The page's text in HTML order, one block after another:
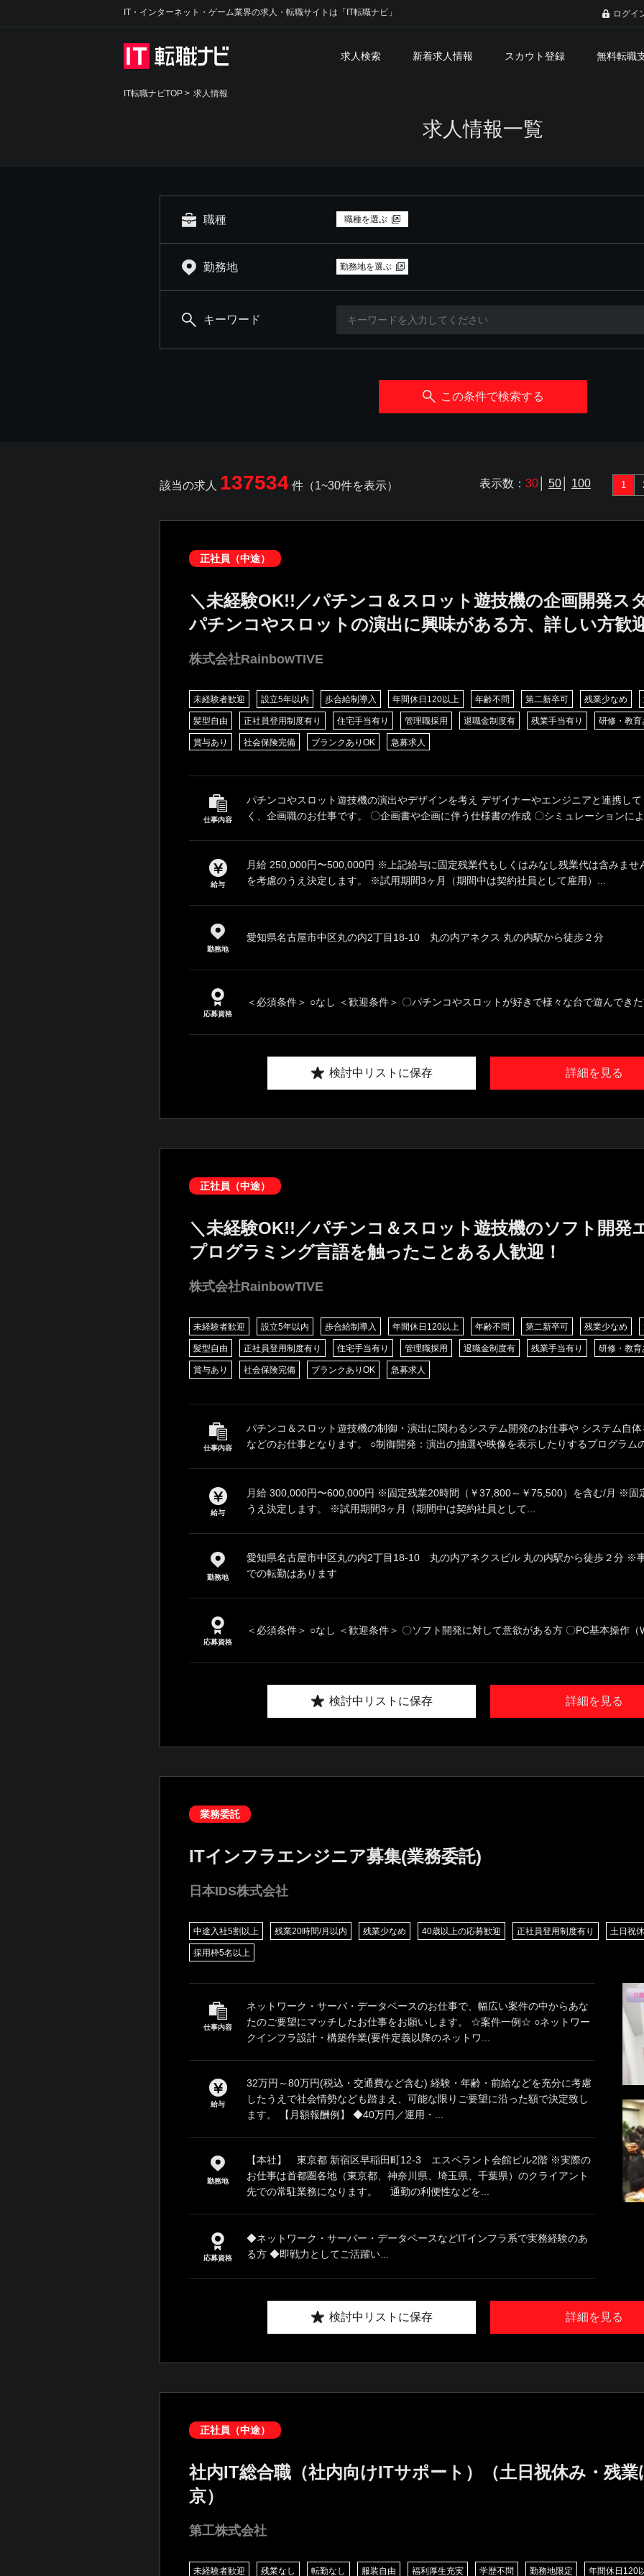
IT・インターネット・ゲーム業界の求人・転職サイトは「IT転職ナビ」 ログイ
求人検索 新着求人情報 スカウト登録 無料転職
IT転職ナビTOP > 求人情報
求人情報一覧
職種 職種を選ぶ
勤務地 勤務地を選ぶ
キーワード
この条件で検索する
該当の求人 137534 件（1~30件を表示） 表示数： 30 50 100 1
正社員（中途）
＼未経験OK!!／パチンコ＆スロット遊技機の企画開発ス
パチンコやスロットの演出に興味がある方、詳しい方歓
株式会社RainbowTIVE
未経験者歓迎 設立5年以内 歩合給制導入 年間休日120以上 年齢不問 第二新卒可 残業少なめ
髪型自由 正社員登用制度有り 住宅手当有り 管理職採用 退職金制度有 残業手当有り 研修・教育
賞与あり 社会保険完備 ブランクありOK 急募求人
仕事内容
パチンコやスロット遊技機の演出やデザインを考え デザイナーやエンジニアと連携し
く、企画職のお仕事です。 〇企画書や企画に伴う仕様書の作成 〇シミュレーションに
給与
月給 250,000円〜500,000円 ※上記給与に固定残業代もしくはみなし残業代は含みま
を考慮のうえ決定します。 ※試用期間3ヶ月（期間中は契約社員として雇用）...
勤務地
愛知県名古屋市中区丸の内2丁目18-10 丸の内アネクス 丸の内駅から徒歩２分
応募資格
＜必須条件＞ ○なし ＜歓迎条件＞ 〇パチンコやスロットが好きで様々な台で遊んでき
詳細を見る
検討中リストに保存
正社員（中途）
＼未経験OK!!／パチンコ＆スロット遊技機のソフト開発
プログラミング言語を触ったことある人歓迎！
株式会社RainbowTIVE
未経験者歓迎 設立5年以内 歩合給制導入 年間休日120以上 年齢不問 第二新卒可 残業少なめ
髪型自由 正社員登用制度有り 住宅手当有り 管理職採用 退職金制度有 残業手当有り 研修・教育
賞与あり 社会保険完備 ブランクありOK 急募求人
仕事内容
パチンコ＆スロット遊技機の制御・演出に関わるシステム開発のお仕事や システム自
などのお仕事となります。 ○制御開発：演出の抽選や映像を表示したりするプログラム
給与
月給 300,000円〜600,000円 ※固定残業20時間（￥37,800～￥75,500）を含む/月 ※固
うえ決定します。 ※試用期間3ヶ月（期間中は契約社員として...
勤務地
愛知県名古屋市中区丸の内2丁目18-10 丸の内アネクスビル 丸の内駅から徒歩２分 ※
での転勤はあります
応募資格
＜必須条件＞ ○なし ＜歓迎条件＞ 〇ソフト開発に対して意欲がある方 〇PC基本操作（
詳細を見る
検討中リストに保存
業務委託
ITインフラエンジニア募集(業務委託)
日本IDS株式会社
中途入社5割以上 残業20時間/月以内 残業少なめ 40歳以上の応募歓迎 正社員登用制度有り 土日祝
採用枠5名以上
仕事内容
ネットワーク・サーバ・データベースのお仕事で、幅広い案件の中からあな
たのご要望にマッチしたお仕事をお願いします。 ☆案件一例☆ ○ネットワー
クインフラ設計・構築作業(要件定義以降のネットワ...
給与
32万円～80万円(税込・交通費など含む) 経験・年齢・前給などを充分に考慮
したうえで社会情勢なども踏まえ、可能な限りご要望に沿った額で決定致し
ます。 【月額報酬例】 ◆40万円／運用・...
勤務地
【本社】 東京都 新宿区早稲田町12-3 エスペラント会館ビル2階 ※実際の
お仕事は首都圏各地（東京都、神奈川県、埼玉県、千葉県）のクライアント
先での常駐業務になります。 通勤の利便性などを...
応募資格
◆ネットワーク・サーバー・データベースなどITインフラ系で実務経験のあ
る方 ◆即戦力としてご活躍い...
詳細を見る
検討中リストに保存
正社員（中途）
社内IT総合職（社内向けITサポート）（土日祝休み・残
京）
第工株式会社
未経験者歓迎 残業なし 転勤なし 服装自由 福利厚生充実 学歴不問 勤務地限定 年間休日120